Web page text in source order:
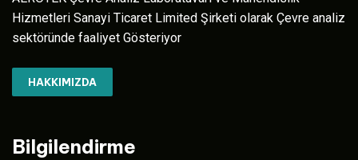
Hizmetleri Sanayi Ticaret Limited Şirketi olarak Çevre analiz
sektöründe faaliyet Gösteriyor
HAKKIMIZDA
Bilgilendirme